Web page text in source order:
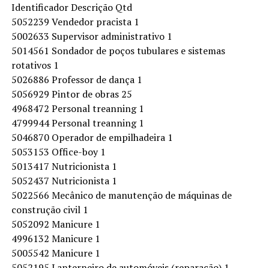
Identificador Descrição Qtd
5052239 Vendedor pracista 1
5002633 Supervisor administrativo 1
5014561 Sondador de poços tubulares e sistemas
rotativos 1
5026886 Professor de dança 1
5056929 Pintor de obras 25
4968472 Personal treanning 1
4799944 Personal treanning 1
5046870 Operador de empilhadeira 1
5053153 Office-boy 1
5013417 Nutricionista 1
5052437 Nutricionista 1
5022566 Mecânico de manutenção de máquinas de
construção civil 1
5052092 Manicure 1
4996132 Manicure 1
5005542 Manicure 1